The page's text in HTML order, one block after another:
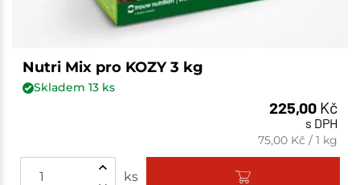
Nutri Mix pro KOZY 3 kg
Skladem 13ks
225,00 Kč
s DPH
75,00 Kč /1 kg
ks